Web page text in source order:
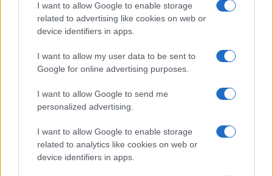
I want to allow Google to enable storage
related to advertising like cookies on web or
device identifiers in apps.
I want to allow my user data to be sent to
Google for online advertising purposes.
I want to allow Google to send me
personalized advertising.
I want to allow Google to enable storage
related to analytics like cookies on web or
device identifiers in apps.
Odissea e Spider-Man: i film che hanno rivoluzionato
l’estate al cinema
Alessandro Tassinari · 5 Ago 2026